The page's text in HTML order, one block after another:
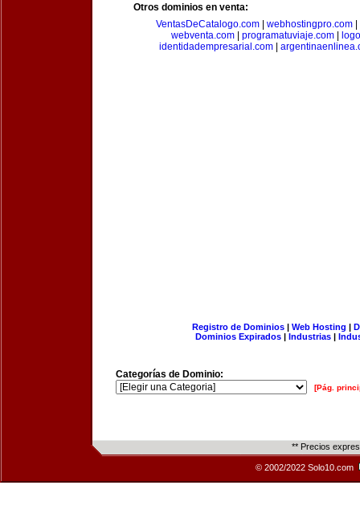
Otros dominios en venta:
VentasDeCatalogo.com| webhostingpro.com|
webventa.com
programatuviaje.com
identidadempresarial.com
Registro de Dominios| Web Hosting |
Dominios Expirados | Industrias |
Categorías de Dominio:
[Pág.
** Precios
© 2002/2022 Solo10.com